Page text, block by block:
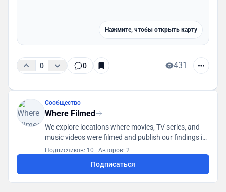
Нажмите, чтобы открыть карту
0 0 431
Сообщество
Where Filmed
We explore locations where movies, TV series, and
music videos were filmed and publish our findings in
a database accessible to all users.
Подписчиков: 10 · Авторов: 2
Подписаться